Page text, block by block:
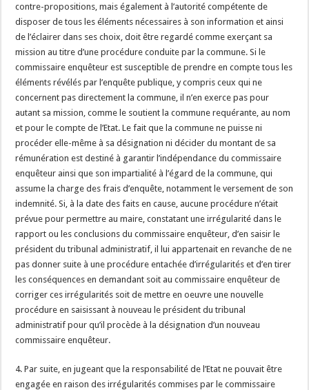
contre-propositions, mais également à l’autorité compétente de
disposer de tous les éléments nécessaires à son information et ainsi
de l’éclairer dans ses choix, doit être regardé comme exerçant sa
mission au titre d’une procédure conduite par la commune. Si le
commissaire enquêteur est susceptible de prendre en compte tous les
éléments révélés par l’enquête publique, y compris ceux qui ne
concernent pas directement la commune, il n’en exerce pas pour
autant sa mission, comme le soutient la commune requérante, au nom
et pour le compte de l’Etat. Le fait que la commune ne puisse ni
procéder elle-même à sa désignation ni décider du montant de sa
rémunération est destiné à garantir l’indépendance du commissaire
enquêteur ainsi que son impartialité à l’égard de la commune, qui
assume la charge des frais d’enquête, notamment le versement de son
indemnité. Si, à la date des faits en cause, aucune procédure n’était
prévue pour permettre au maire, constatant une irrégularité dans le
rapport ou les conclusions du commissaire enquêteur, d’en saisir le
président du tribunal administratif, il lui appartenait en revanche de ne
pas donner suite à une procédure entachée d’irrégularités et d’en tirer
les conséquences en demandant soit au commissaire enquêteur de
corriger ces irrégularités soit de mettre en oeuvre une nouvelle
procédure en saisissant à nouveau le président du tribunal
administratif pour qu’il procède à la désignation d’un nouveau
commissaire enquêteur.
4. Par suite, en jugeant que la responsabilité de l’Etat ne pouvait être
engagée en raison des irrégularités commises par le commissaire